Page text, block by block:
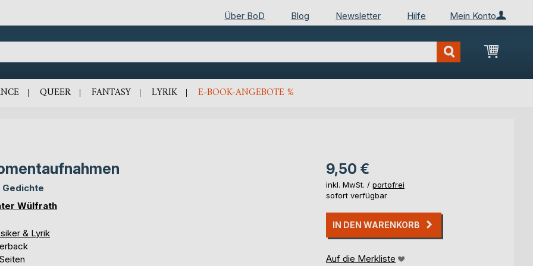
Mein Konto
Über BoD Blog Newsletter Hilfe
Mein
QUEER FANTASY LYRIK E-BOOK-ANGEBOTE %
Gedichte
Wülfrath
& Lyrik
9,50 €
inkl. MwSt. / portofrei
sofort verfügbar
IN DEN WARENKORB
Auf die Merkliste